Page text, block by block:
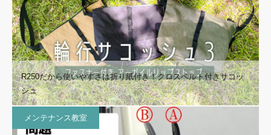
R250だから使いやすさは折り紙付き！クロスベルト付きサコッ
シュ
メンテナンス教室